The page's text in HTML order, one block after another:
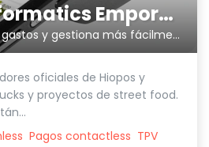
Sistemes Informatics Empordà SLL
Factura más, reduce gastos y gestiona más fácilmente tu negocio
oficiales de Hiopos y
y proyectos de street food.
Pagos contactless TPV